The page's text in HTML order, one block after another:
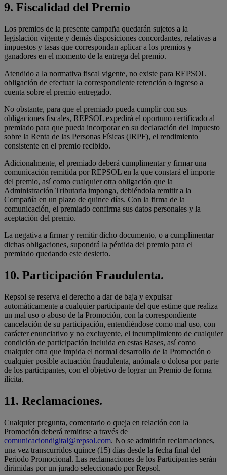
9. Fiscalidad del Premio
Los premios de la presente campaña quedarán sujetos a la
legislación vigente y demás disposiciones concordantes, relativas a
impuestos y tasas que correspondan aplicar a los premios y
ganadores en el momento de la entrega del premio.
Atendido a la normativa fiscal vigente, no existe para REPSOL
obligación de efectuar la correspondiente retención o ingreso a
cuenta sobre el premio entregado.
No obstante, para que el premiado pueda cumplir con sus
obligaciones fiscales, REPSOL expedirá el oportuno certificado al
premiado para que pueda incorporar en su declaración del Impuesto
sobre la Renta de las Personas Físicas (IRPF), el rendimiento
consistente en el premio recibido.
Adicionalmente, el premiado deberá cumplimentar y firmar una
comunicación remitida por REPSOL en la que constará el importe
del premio, así como cualquier otra obligación que la
Administración Tributaria imponga, debiéndola remitir a la
Compañía en un plazo de quince días. Con la firma de la
comunicación, el premiado confirma sus datos personales y la
aceptación del premio.
La negativa a firmar y remitir dicho documento, o a cumplimentar
dichas obligaciones, supondrá la pérdida del premio para el
premiado quedando este desierto.
10. Participación Fraudulenta.
Repsol se reserva el derecho a dar de baja y expulsar
automáticamente a cualquier participante del que estime que realiza
un mal uso o abuso de la Promoción, con la correspondiente
cancelación de su participación, entendiéndose como mal uso, con
carácter enunciativo y no excluyente, el incumplimiento de cualquier
condición de participación incluida en estas Bases, así como
cualquier otra que impida el normal desarrollo de la Promoción o
cualquier posible actuación fraudulenta, anómala o dolosa por parte
de los participantes, con el objetivo de lograr un Premio de forma
ilícita.
11. Reclamaciones.
Cualquier pregunta, comentario o queja en relación con la
Promoción deberá remitirse a través de
comunicaciondigital@repsol.com. No se admitirán reclamaciones,
una vez transcurridos quince (15) días desde la fecha final del
Periodo Promocional. Las reclamaciones de los Participantes serán
dirimidas por un jurado seleccionado por Repsol.